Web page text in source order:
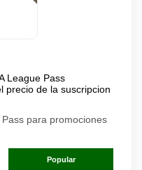
League Pass
precio de la suscripcion
para promociones
Popular